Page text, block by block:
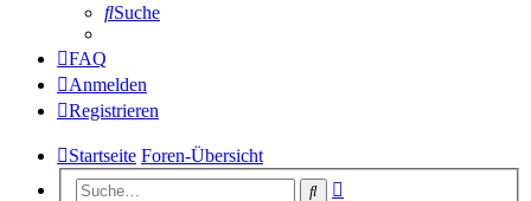
Suche
FAQ
Anmelden
Registrieren
Startseite Foren-Übersicht
Suche